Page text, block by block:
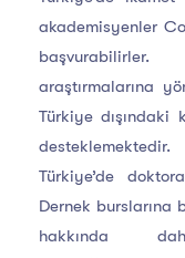
akademisyenler
başvurabilirler.
araştırmalarına
Türkiye dışındaki
desteklemektedir.
Türkiye’de
Dernek burslarına
hakkında